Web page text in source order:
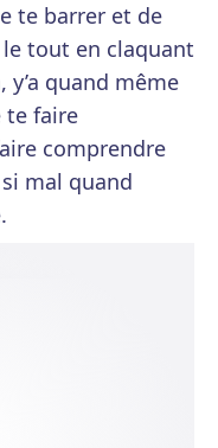
te barrer et de
tout en claquant
quand même
te faire
comprendre
mal quand